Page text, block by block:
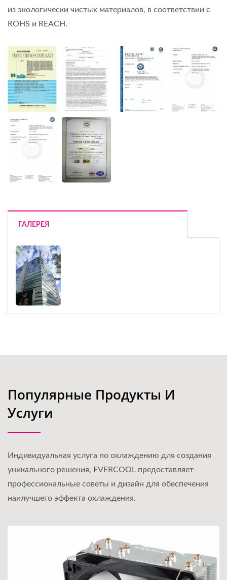
из экологически чистых материалов, в соответствии с
ROHS и REACH.
ГАЛЕРЕЯ
Популярные Продукты И
Услуги
Индивидуальная услуга по охлаждению для создания
уникального решения, EVERCOOL предоставляет
профессиональные советы и дизайн для обеспечения
наилучшего эффекта охлаждения.